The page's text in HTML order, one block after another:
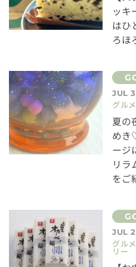
ッキ
はひ
ろほ
JUL
グル
夏の
めき
ージ
リラ
をご
JUL
グル
リー